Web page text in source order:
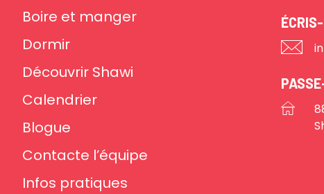
Boire et manger
Dormir
Découvrir Shawi
Calendrier
Blogue
Contacte l’équipe
Infos pratiques